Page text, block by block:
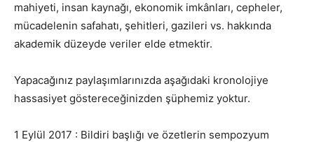
mahiyeti, insan kaynağı, ekonomik imkânları, cepheler,
mücadelenin safahatı, şehitleri, gazileri vs. hakkında
akademik düzeyde veriler elde etmektir.
Yapacağınız paylaşımlarınızda aşağıdaki kronolojiye
hassasiyet göstereceğinizden şüphemiz yoktur.
1 Eylül 2017 : Bildiri başlığı ve özetlerin sempozyum